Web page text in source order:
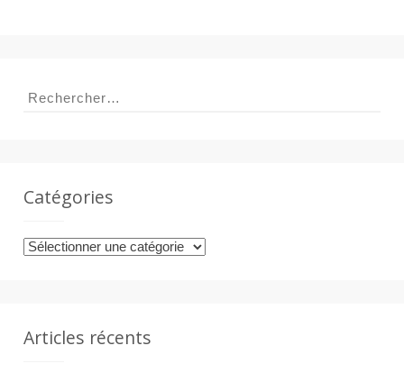
Rechercher :
Catégories
Catégories
Articles récents